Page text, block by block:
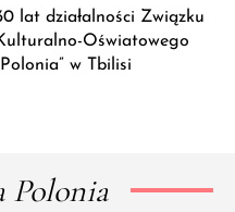
lat działalności Związku
Oświatowego
w Tbilisi
Polonia